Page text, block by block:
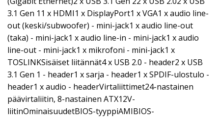
3.1 Gen 11 x HDMI1 x DisplayPort1 x VGA1 x audio line-
out (keski/subwoofer) - mini-jack1 x audio line-out
(taka) - mini-jack1 x audio line-in - mini-jack1 x audio
line-out - mini-jack1 x mikrofoni - mini-jack1 x
TOSLINKSisäiset liitännät4 x USB 2.0 - header2 x USB
3.1 Gen 1 - header1 x sarja - header1 x SPDIF-ulostulo -
header1 x audio - headerVirtaliittimet24-nastainen
päävirtaliitin, 8-nastainen ATX12V-
liitinOminaisuudetBIOS-tyyppiAMIBIOS-